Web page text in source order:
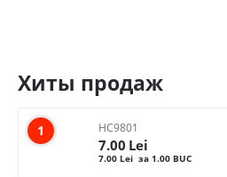
Хиты продаж
1 HC9801
7.00 Lei
7.00 Lei за 1.00 BUC